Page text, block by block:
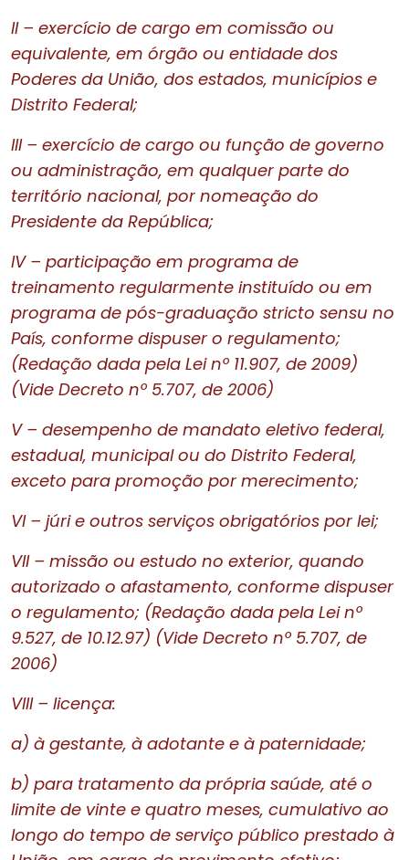
II – exercício de cargo em comissão ou
equivalente, em órgão ou entidade dos
Poderes da União, dos estados, municípios e
Distrito Federal;
III – exercício de cargo ou função de governo
ou administração, em qualquer parte do
território nacional, por nomeação do
Presidente da República;
IV – participação em programa de
treinamento regularmente instituído ou em
programa de pós-graduação stricto sensu no
País, conforme dispuser o regulamento;
(Redação dada pela Lei nº 11.907, de 2009)
(Vide Decreto nº 5.707, de 2006)
V – desempenho de mandato eletivo federal,
estadual, municipal ou do Distrito Federal,
exceto para promoção por merecimento;
VI – júri e outros serviços obrigatórios por lei;
VII – missão ou estudo no exterior, quando
autorizado o afastamento, conforme dispuser
o regulamento; (Redação dada pela Lei nº
9.527, de 10.12.97) (Vide Decreto nº 5.707, de
2006)
VIII – licença:
a) à gestante, à adotante e à paternidade;
b) para tratamento da própria saúde, até o
limite de vinte e quatro meses, cumulativo ao
longo do tempo de serviço público prestado à